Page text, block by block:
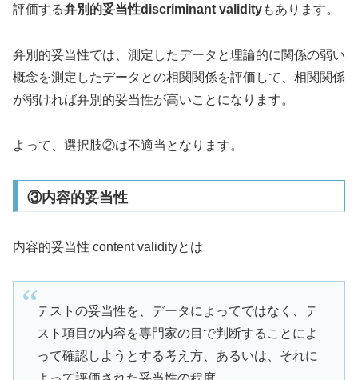
評価する弁別的妥当性discriminant validityもあります。
弁別的妥当性では、測定したデータと理論的に関係の弱い
概念を測定したデータとの相関関係を評価して、相関関係
が弱ければ弁別的妥当性が高いことになります。
よって、選択肢②は不適当となります。
③内容的妥当性
内容的妥当性 content validityとは
テストの妥当性を、データによってではなく、テ
スト項目の内容を専門家の目で判断することによ
って確認しようとする考え方、あるいは、それに